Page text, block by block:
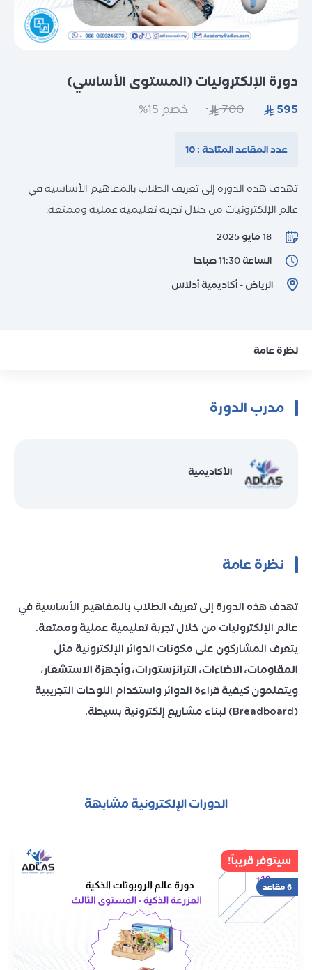
دورات تدريب المدربين (TOT)
دورات تخصصية
دورات الحساب الذهني
الاختبارات المعيارية العالمية (اختبارات
الكفاءة اللغوية)
اختبارات Unity
الدراسة بالخارج
الاستشارات
التدريب الخارجي
تدريب المدربين وتأهيلهم TOT
استقطاب المدربين
دورة الإلكترونيات (المستوى الأساسي)
خصم 15%
عدد المقاعد المتاحة : 10
تهدف هذه الدورة إلى تعريف الطلاب بالمفاهيم الأساسية في
عالم الإلكترونيات من خلال تجربة تعليمية عملية وممتعة.
18 مايو 2025
الساعة 11:30 صباحا
الرياض - أكاديمية أدلاس
نظرة عامة
مدرب الدورة
الأكاديمية
نظرة عامة
تهدف هذه الدورة إلى تعريف الطلاب بالمفاهيم الأساسية في
عالم الإلكترونيات من خلال تجربة تعليمية عملية وممتعة.
يتعرف المشاركون على مكونات الدوائر الإلكترونية مثل
المقاومات، الاضاءات، الترانزستورات، وأجهزة الاستشعار،
ويتعلمون كيفية قراءة الدوائر واستخدام اللوحات التجريبية
(Breadboard) لبناء مشاريع إلكترونية بسيطة.
الدورات الإلكترونية مشابهة
سيتوفر قريباً!
6 مقاعد